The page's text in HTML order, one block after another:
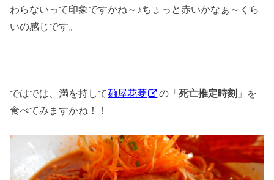
わらないって印象ですかね～♪ちょっと赤いかなぁ～くら
いの感じです。
ではでは、満を持して麺屋花菱 の「死亡推定時刻 」を
食べてみますかね！！